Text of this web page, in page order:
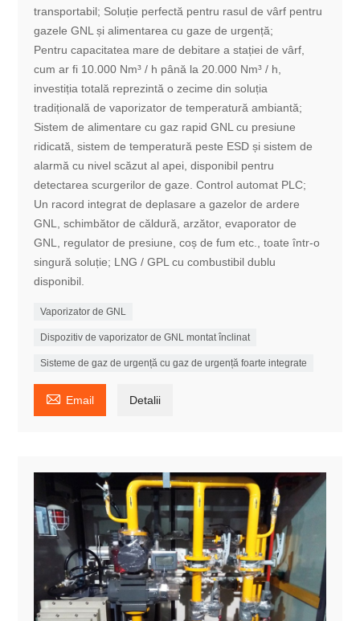
transportabil; Soluție perfectă pentru rasul de vârf pentru
gazele GNL și alimentarea cu gaze de urgență;
Pentru capacitatea mare de debitare a stației de vârf,
cum ar fi 10.000 Nm³ / h până la 20.000 Nm³ / h,
investiția totală reprezintă o zecime din soluția
tradițională de vaporizator de temperatură ambiantă;
Sistem de alimentare cu gaz rapid GNL cu presiune
ridicată, sistem de temperatură peste ESD și sistem de
alarmă cu nivel scăzut al apei, disponibil pentru
detectarea scurgerilor de gaze. Control automat PLC;
Un racord integrat de deplasare a gazelor de ardere
GNL, schimbător de căldură, arzător, evaporator de
GNL, regulator de presiune, coș de fum etc., toate într-o
singură soluție; LNG / GPL cu combustibil dublu
disponibil.
Vaporizator de GNL
Dispozitiv de vaporizator de GNL montat înclinat
Sisteme de gaz de urgență cu gaz de urgență foarte integrate
 Email Detalii